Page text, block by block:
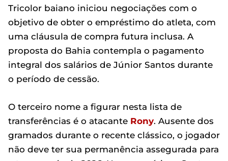
Tricolor baiano iniciou negociações com o
objetivo de obter o empréstimo do atleta, com
uma cláusula de compra futura inclusa. A
proposta do Bahia contempla o pagamento
integral dos salários de Júnior Santos durante
o período de cessão.
O terceiro nome a figurar nesta lista de
transferências é o atacante Rony. Ausente dos
gramados durante o recente clássico, o jogador
não deve ter sua permanência assegurada para